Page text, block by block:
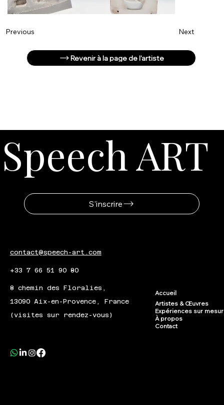
Previous Next
Revenir à la page de l'artiste
Speech ART
contact@speech-art.com
+33 7 66 51 90 80
8 chemin des Floralies,
13090 Aix-en-Provence, France
(visites sur rendez-vous)
Accueil
Artistes & Œuvres
Expériences sur
À propos
Contact
S'inscrire